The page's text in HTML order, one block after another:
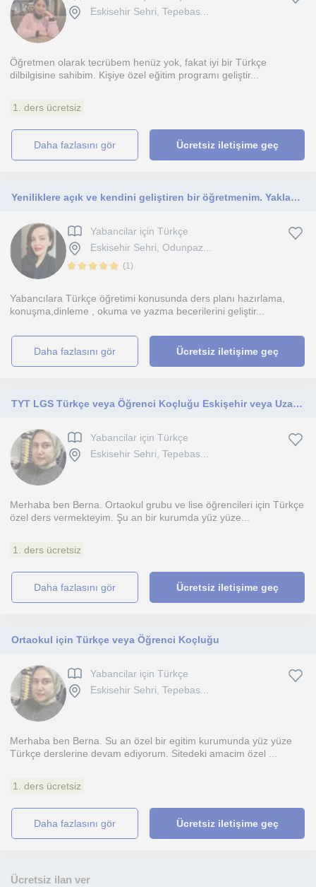
Eskisehir Sehri, Tepebas...
Öğretmen olarak tecrübem henüz yok, fakat iyi bir Türkçe
dilbilgisine sahibim. Kişiye özel eğitim programı geliştir...
1. ders ücretsiz
daha fazlasını gör Ücretsiz iletişime geç
Yeniliklere açık ve kendini geliştiren bir öğretmenim. Yaklaşık 6 yıldır yabancılara Türkçe dersi vermekteyim.
Yabancilar için Türkçe
Eskisehir Sehri, Odunpaz...
(1)
Yabancılara Türkçe öğretimi konusunda ders planı hazırlama,
konuşma,dinleme , okuma ve yazma becerilerini geliştir...
daha fazlasını gör Ücretsiz iletişime geç
TYT LGS Türkçe veya Öğrenci Koçluğu Eskişehir veya Uzaktan Eğitim seçeneği
Yabancilar için Türkçe
Eskisehir Sehri, Tepebas...
Merhaba ben Berna. Ortaokul grubu ve lise öğrencileri için Türkçe
özel ders vermekteyim. Şu an bir kurumda yüz yüze...
1. ders ücretsiz
daha fazlasını gör Ücretsiz iletişime geç
Ortaokul için Türkçe veya Öğrenci Koçluğu
Yabancilar için Türkçe
Eskisehir Sehri, Tepebas...
Merhaba ben Berna. Su an özel bir egitim kurumunda yüz yüze
Türkçe derslerine devam ediyorum. Sitedeki amacim özel ...
1. ders ücretsiz
daha fazlasını gör Ücretsiz iletişime geç
Ücretsiz ilan ver